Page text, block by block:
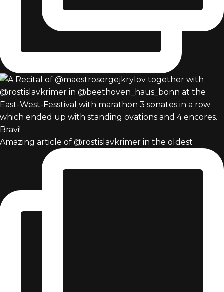
Amazing article of @rostislavkrimer in the oldest